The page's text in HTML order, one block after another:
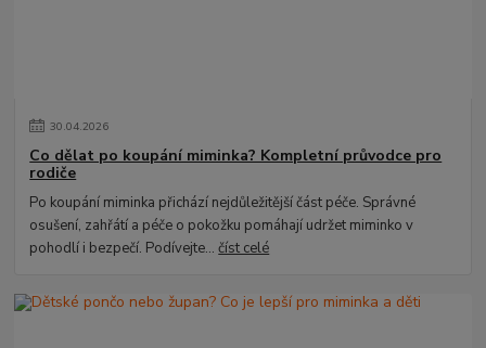
30.04.2026
Co dělat po koupání miminka? Kompletní průvodce pro
rodiče
Po koupání miminka přichází nejdůležitější část péče. Správné
osušení, zahřátí a péče o pokožku pomáhají udržet miminko v
pohodlí i bezpečí. Podívejte...číst celé